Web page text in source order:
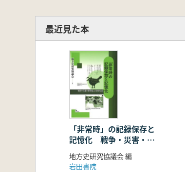
最近見た本
「非常時」の記録保存と
記憶化 戦争・災害・感
染症と地域社会
地方史研究協議会 編
岩田書院